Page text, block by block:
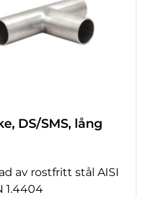
DS/SMS, lång
av rostfritt stål AISI
1.4404